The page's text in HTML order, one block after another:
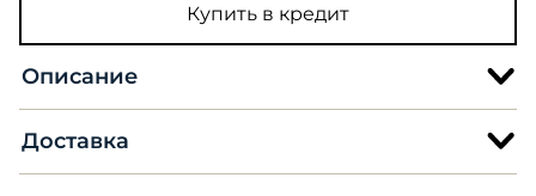
Купить в кредит
Описание
Доставка